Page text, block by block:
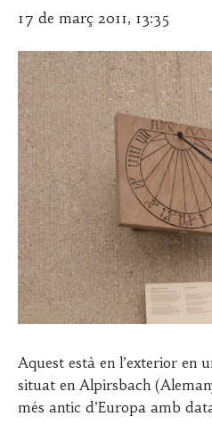
17 de març 2011, 13:35
Aquest està en l’exterior en
situat en Alpirsbach
més antic d’Europa amb